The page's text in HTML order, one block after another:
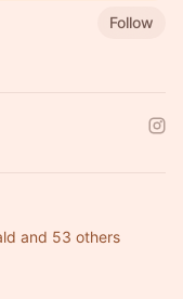
Follow
and 53 others